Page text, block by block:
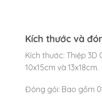
Kích thước và
Kích thước: Thiệp 3D
10x15cm và 13x18cm.
Đóng gói: Bao gồm